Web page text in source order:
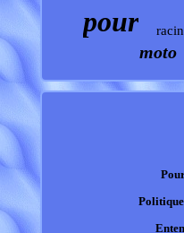
pour
moto